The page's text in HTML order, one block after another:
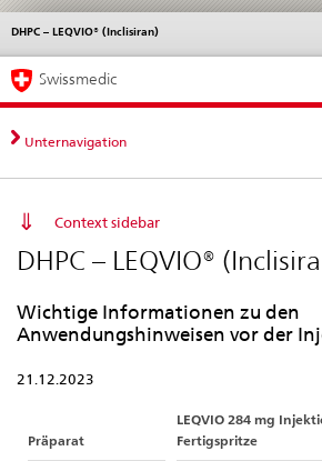
Direktnavigation
News,
Rechtsgrundlagen,
Kontakt
News & Updates
DHPC – LEQVIO® (Inclisiran)
Sprachwahl
Service
Hauptnavigation
Swissmedic
Unternavigation
Context sidebar
DHPC – LEQVIO®
Wichtige Informationen zu den
Anwendungshinweisen vor der
21.12.2023
Präparat
LEQVIO 284 mg
Fertigspritze